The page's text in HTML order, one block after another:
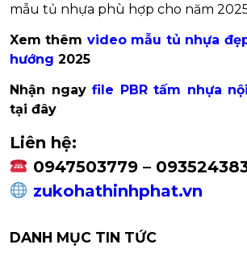
mẫu tủ nhựa phù hợp cho năm
Xem thêm video mẫu tủ nhựa
hướng 2025
Nhận ngayfile PBR tấm nhựa
tại đây
Liên hệ:
0947503779 –
zukohathinhphat.vn
DANH MỤC TIN TỨC